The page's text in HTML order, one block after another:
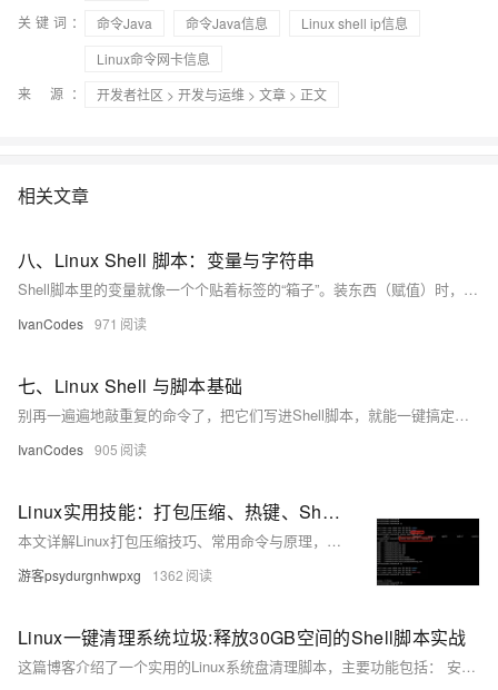
关键词：
命令Java 命令Java信息
Linux shell ip信息
Linux命令网卡信息
来 源：
开发者社区 > 开发与运维 > 文章 > 正文
相关文章
八、Linux Shell 脚本：变量与字符串
Shell脚本里的变量就像一个个贴着标签的“箱子”。装东西（赋值）时，=两边千万不能有空格。用单引号''装进去的东西会原封不动，用双引号""则会让里面的
IvanCodes 971
七、Linux Shell 与脚本基础
别再一遍遍地敲重复的命令了，把它们写进Shell脚本，就能一键搞定。脚本本质上就是个存着一堆命令的文本文件，但要让它“活”起来，有几个关键点：文件开头最好用#!/usr/bin/env bash来指定解释器，并用chmod +x给它执行权限。执行时也有讲究：./script.sh是在一个新“房间”（子Shell）里跑，不影响你；而source script.sh是在当前“房间”里跑，适合用来加载环境变量和配置文件。
IvanCodes 905
Linux实用技能：打包压缩、热键、Shell与权限管理
本文详解Linux打包压缩技巧、常用命令与原理，涵盖.zip与.tgz格式操作、跨系统传文件方法、Shell运行机制及权限管理，助你高效使用Linux系统。
游客psydurgnhwpxg 1362
Linux一键清理系统垃圾:释放30GB空间的Shell脚本实战​
这篇博客介绍了一个实用的Linux系统盘清理脚本，主要功能包括： 安全权限检查和旧内核清理，保留当前使用内核 7天以上日志文件清理和系统日志压缩 浏览器缓存(Chrome/Firefox)、APT缓存、临时文件清理 智能清理Snap旧版本和Docker无用数据 提供磁盘空间使用前后对比和大文件查找功能 脚本采用交互式设计确保安全性，适合定期维护开发环境、服务器和个人电脑。文章详细解析了脚本的关键功能代码，并给出了使用建议。完整脚本已开源，用户可根据需求自定义调整清理策略。